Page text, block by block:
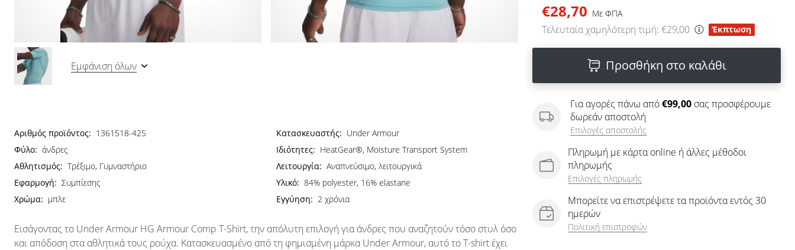
€28,70 Με ΦΠΑ
Τελευταία χαμηλότερη τιμή: €29,00 Έκπτωση
Προσθήκη στο καλάθι
Για αγορές πάνω από€99,00 σας προσφέρουμε
δωρεάν αποστολή
Επιλογές αποστολής
Πληρωμή με κάρτα online ή άλλες μέθοδοι
πληρωμής
Επιλογές πληρωμής
Μπορείτε να επιστρέψετε τα προϊόντα εντός 30
ημερών
Πολιτική επιστροφών
Εμφάνιση όλων
Αριθμός προϊόντος: 1361518-425 Κατασκευαστής: Under Armour
Φύλο: άνδρες Ιδιότητες: HeatGear®, Moisture Transport System
Αθλητισμός: Τρέξιμο, Γυμναστήριο Λειτουργία: Αναπνεύσιμο, λειτουργικά
Εφαρμογή: Συμπίεσης Υλικό: 84% polyester, 16% elastane
Χρώμα: μπλε Εγγύηση: 2 χρόνια
Εισάγοντας το Under Armour HG Armour Comp T-Shirt, την απόλυτη επιλογή για άνδρες που αναζητούν τόσο στυλ όσο
και απόδοση στα αθλητικά τους ρούχα. Κατασκευασμένο από τη φημισμένη μάρκα Under Armour, αυτό το T-shirt έχει